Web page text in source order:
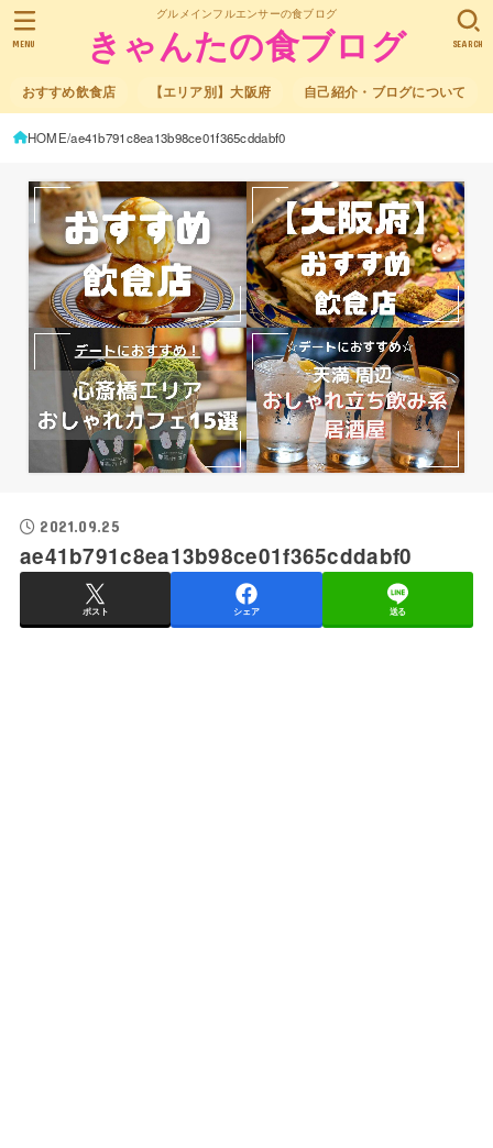
グルメインフルエンサーの食ブログ
きゃんたの食ブログ
おすすめ飲食店 【エリア別】大阪府 自己紹介・ブログについて
SEARCH
MENU
HOME ae41b791c8ea13b98ce01f365cddabf0
2021.09.25
ae41b791c8ea13b98ce01f365cddabf0
ポスト シェア 送る